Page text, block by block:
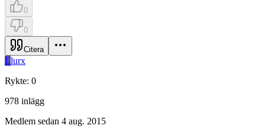
0
0
Citera
Llurx
Rykte: 0
978 inlägg
Medlem sedan 4 aug. 2015